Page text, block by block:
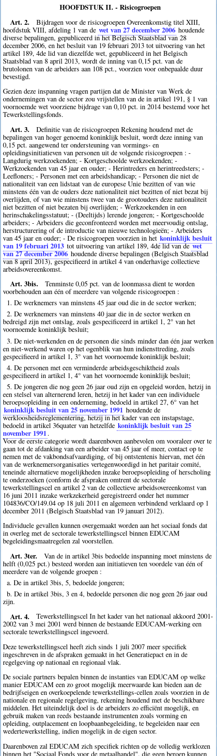
HOOFDSTUK II. - Risicogroepen
Art. 2.
Bijdragen voor de risicogroepen Overeenkomstig titel XIII,
hoofdstuk VIII, afdeling 1 van de wet van 27 december 2006 houdende
diverse bepalingen, gepubliceerd in het Belgisch Staatsblad van 28
december 2006, en het besluit van 19 februari 2013 tot uitvoering van het
artikel 189, 4de lid van diezelfde wet, gepubliceerd in het Belgisch
Staatsblad van 8 april 2013, wordt de inning van 0,15 pct. van de
brutolonen van de arbeiders aan 108 pct., voorzien voor onbepaalde duur
bevestigd.
Gezien deze inspanning vragen partijen dat de Minister van Werk de
ondernemingen van de sector zou vrijstellen van de in artikel 191, § 1 van
voornoemde wet voorziene bijdrage van 0,10 pct. in 2014 bestemd voor het
Tewerkstellingsfonds.
Art. 3.
Definitie van de risicogroepen Rekening houdend met de
bepalingen van hoger genoemd koninklijk besluit, wordt deze inning van
0,15 pct. aangewend ter ondersteuning van vormings- en
opleidingsinitiatieven van personen uit de volgende risicogroepen : -
Langdurig werkzoekenden; - Kortgeschoolde werkzoekenden; -
Werkzoekenden van 45 jaar en ouder; - Herintreders en herintreedsters; -
Leefloners; - Personen met een arbeidshandicap; - Personen die niet de
nationaliteit van een lidstaat van de europese Unie bezitten of van wie
minstens één van de ouders deze nationaliteit niet bezitten of niet bezat bij
overlijden, of van wie minstens twee van de grootouders deze nationaliteit
niet bezitten of niet bezaten bij overlijden; - Werkzoekenden in een
herinschakelingsstatuut; - (Deeltijds) lerende jongeren; - Kortgeschoolde
arbeiders; - Arbeiders die geconfronteerd worden met meervoudig ontslag,
herstructurering of de introductie van nieuwe technologieën; - Arbeiders
van 45 jaar en ouder; - De risicogroepen voorzien in het koninklijk besluit
van 19 februari 2013 tot uitvoering van artikel 189, 4de lid van dewet
van 27 december 2006 houdende diverse bepalingen (Belgisch Staatsblad
van 8 april 2013), gespecifieerd in artikel 4 van onderhavige collectieve
arbeidsovereenkomst.
Art. 3bis.
Tenminste 0,05 pct. van de loonmassa dient te worden
voorbehouden aan één of meerdere van volgende risicogroepen :
1. De werknemers van minstens 45 jaar oud die in de sector werken;
2. De werknemers van minstens 40 jaar die in de sector werken en
bedreigd zijn met ontslag, zoals gespecificeerd in artikel 1, 2° van het
voornoemde koninklijk besluit;
3. De niet-werkenden en de personen die sinds minder dan één jaar werken
en niet-werkend waren op het ogenblik van hun indiensttreding, zoals
gespecifieerd in artikel 1, 3° van het voornoemde koninklijk besluit;
4. De personen met een verminderde arbeidsgeschiktheid zoals
gespecifieerd in artikel 1, 4° van het voornoemde koninklijk besluit;
5. De jongeren die nog geen 26 jaar oud zijn en opgeleid worden, hetzij in
een stelsel van alternerend leren, hetzij in het kader van een individuele
beroepsopleiding in een onderneming, bedoeld in artikel 27, 6° van het
koninklijk besluit van 25 november 1991 houdende de
werkloosheidsreglementering, hetzij in het kader van een instapstage,
bedoeld in artikel 36quater van hetzelfde koninklijk besluit van 25
november 1991.
Voor de eerste categorie wordt daarenboven aanbevolen om vooraleer over te
gaan tot de afdanking van een arbeider van 45 jaar of meer, contact op te
nemen met de vakbondsafvaardiging, of bij ontstentenis hiervan, met één
van de werknemersorganisaties vertegenwoordigd in het paritair comité,
teneinde alternatieve mogelijkheden inzake beroepsopleiding of herscholing
te onderzoeken (conform de afspraken omtrent de sectorale
tewerkstellingscel en artikel 2 van de collectieve arbeidsovereenkomst van
16 juni 2011 inzake werkzekerheid geregistreerd onder het nummer
104836/CO/149.04 op 18 juli 2011 en algemeen verbindend verklaard op 1
december 2011 (Belgisch Staatsblad van 19 januari 2012).
Individuele gevallen kunnen overgemaakt worden aan het sociaal fonds dat
in overleg met de sectorale tewerkstellingscel binnen EDUCAM
begeleidingsmaatregelen zal voorstellen.
Art. 3ter.
Van de in artikel 3bis bedoelde inspanning moet minstens de
helft (0,025 pct.) besteed worden aan initiatieven ten voordele van één of
meerdere van de volgende groepen :
a. De in artikel 3bis, 5, bedoelde jongeren;
b. De in artikel 3bis, 3 en 4, bedoelde personen die nog geen 26 jaar oud
zijn.
Art. 4.
Tewerkstellingscel In het kader van het nationaal akkoord 2001-
2002 van 3 mei 2001 werd binnen de bestaande EDUCAM-werking een
sectorale tewerkstellingscel ingevoerd.
Deze tewerkstellingscel heeft zich sinds 1 juli 2007 meer specifiek
ingeschreven in de afspraken gemaakt in het Generatiepact en in de
regelgeving op nationaal en regionaal vlak.
De sociale partners bepalen binnen de instanties van EDUCAM op welke
manier EDUCAM een zo groot mogelijk meerwaarde kan bieden aan de
bedrijfseigen en overkoepelende tewerkstellings-cellen zoals voorzien in de
nationale en regionale regelgeving, rekening houdend met de beschikbare
middelen. Het uiteindelijk doel is de arbeiders zo efficiënt mogelijk, en
gebruik maken van reeds bestaande instrumenten zoals vorming en
opleiding, outplacement en loopbaanbegeleiding, te begeleiden naar een
wedertewerkstelling, indien mogelijk in de eigen sector.
Daarenboven zal EDUCAM zich specifiek richten op de volledig werklozen
binnen het "Sociaal Fonds voor de metaalhandel", die geen beroep kunnen